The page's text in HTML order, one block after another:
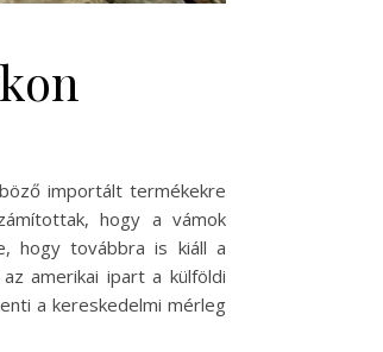
importált termékekre
hogy a vámok
hogy továbbra is kiáll a
amerikai ipart a külföldi
a kereskedelmi mérleg